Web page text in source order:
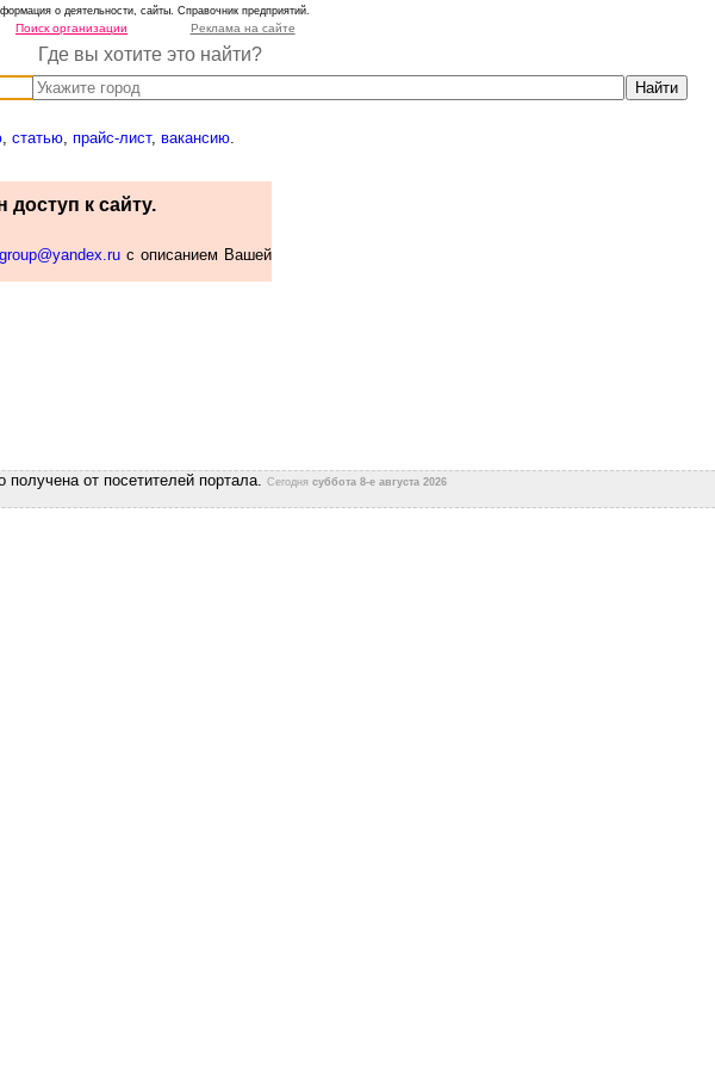
о деятельности, сайты. Справочник предприятий.
Поиск организации Реклама на сайте
Где вы хотите это найти?
, статью, прайс-лист, вакансию.
доступ к сайту.
с описанием Вашей
от посетителей портала. Сегодня суббота 8-е августа 2026